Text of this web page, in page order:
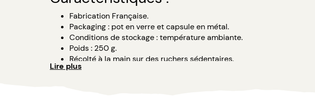
Fabrication Française.
Packaging : pot en verre et capsule en métal.
Conditions de stockage : température ambiante.
Poids : 250 g.
Récolté à la main sur des ruchers sédentaires.
Produits issus de l'agriculture biologique.
Lire plus